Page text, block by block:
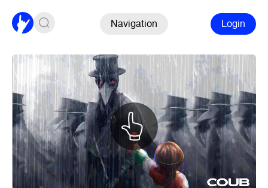
Navigation Login